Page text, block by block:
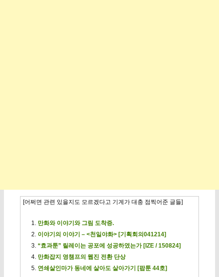
[어쩌면 관련 있을지도 모르겠다고 기계가 대충 점찍어준 글들]
만화와 이야기와 그림 도착증.
이야기의 이야기 – <천일야화> [기획회의041214]
“효과툰” 릴레이는 공포에 성공하였는가 [IZE / 150824]
만화잡지 영챔프의 웹진 전환 단상
연쇄살인마가 동네에 살아도 살아가기 [팝툰 44호]